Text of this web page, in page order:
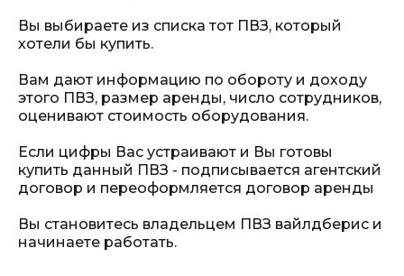
Вы выбираете из списка тот ПВЗ, который
хотели бы купить.
Вам дают информацию по обороту и доходу
этого ПВЗ, размер аренды, число сотрудников,
оценивают стоимость оборудования.
Если цифры Вас устраивают и Вы готовы
купить данный ПВЗ - подписывается агентский
договор и переоформляется договор аренды
Вы становитесь владельцем ПВЗ вайлдберис и
начинаете работать.